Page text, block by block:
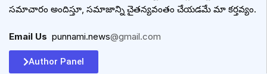
సమాచారం అందిస్తూ, సమాజాన్ని చైతన్యవంతం చేయడమే మా కర్తవ్యం.
Email Us punnami.news@gmail.com
Author Panel